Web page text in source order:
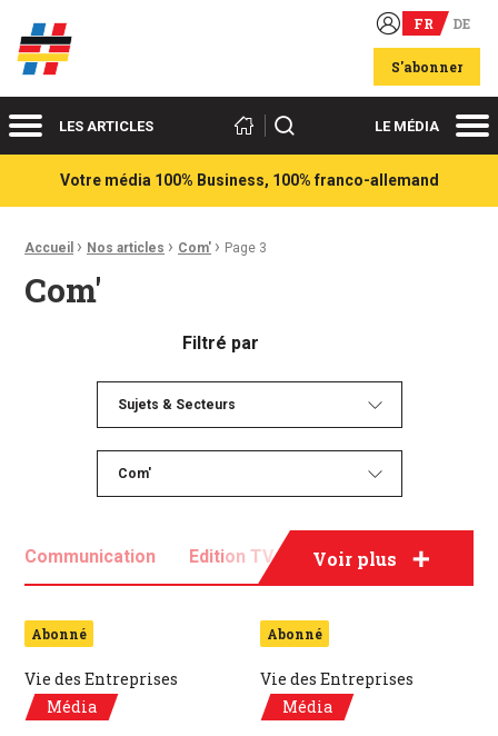
Acteurs du franco-allemand FR DE
S'abonner
MenuLES ARTICLES Rechercher LE MÉDIA
Votre média 100% Business, 100% franco-allemand
Fil d'Ariane :
Accueil › Nos articles › Com' › Page 3
Com'
Filtré par
Sujets & Secteurs
Com'
Voir plus
Communication Edition TV Evénementiel
Abonné
Vie des Entreprises
Média
Abonné
Vie des Entreprises
Média